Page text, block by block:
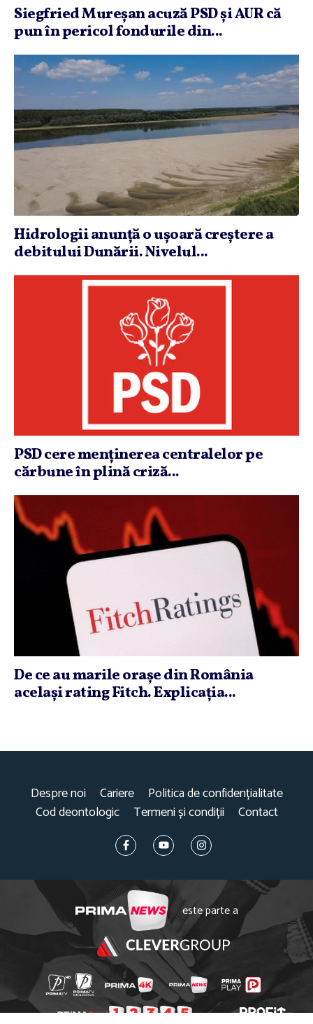
Siegfried Mureşan acuză PSD şi AUR că
pun în pericol fondurile din...
Hidrologii anunţă o uşoară creştere a
debitului Dunării. Nivelul...
PSD cere menţinerea centralelor pe
cărbune în plină criză...
De ce au marile oraşe din România
acelaşi rating Fitch. Explicaţia...
Despre noi Cariere
Politica de confidențialitate
Cod deontologic
Termeni și condiții Contact
este parte a